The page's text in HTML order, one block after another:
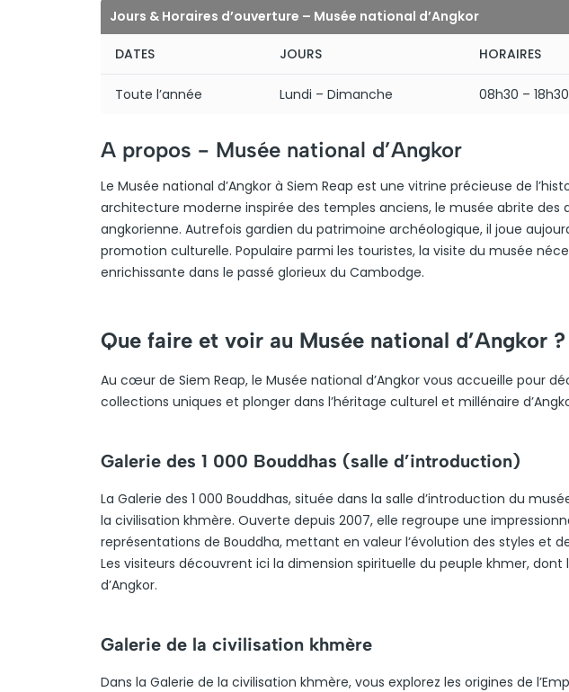
Jours & Horaires d’ouverture – Musée national d’Angkor
DATES JOURS HORAIRES
Toute l’année Lundi – Dimanche 08h30 – 18h30
A propos - Musée national d’Angkor
Le Musée national d’Angkor à Siem Reap est une vitrine précieuse de
architecture moderne inspirée des temples anciens, le musée abrite des
angkorienne. Autrefois gardien du patrimoine archéologique, il joue
promotion culturelle. Populaire parmi les touristes, la visite du musée
enrichissante dans le passé glorieux du Cambodge.
Que faire et voir au Musée national d’Angkor ?
Au cœur de Siem Reap, le Musée national d’Angkor vous accueille pour
collections uniques et plonger dans l’héritage culturel et millénaire
Galerie des 1 000 Bouddhas (salle d’introduction)
La Galerie des 1 000 Bouddhas, située dans la salle d’introduction du
la civilisation khmère. Ouverte depuis 2007, elle regroupe une
représentations de Bouddha, mettant en valeur l’évolution des styles et
Les visiteurs découvrent ici la dimension spirituelle du peuple khmer,
d’Angkor.
Galerie de la civilisation khmère
Dans la Galerie de la civilisation khmère, vous explorez les origines de